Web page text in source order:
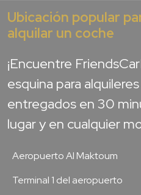
Ubicación popular
alquilar un coche
¡Encuentre
esquina para
entregados en 30
lugar y en cualquier
Aeropuerto Al Maktoum
Terminal 1 del aeropuerto